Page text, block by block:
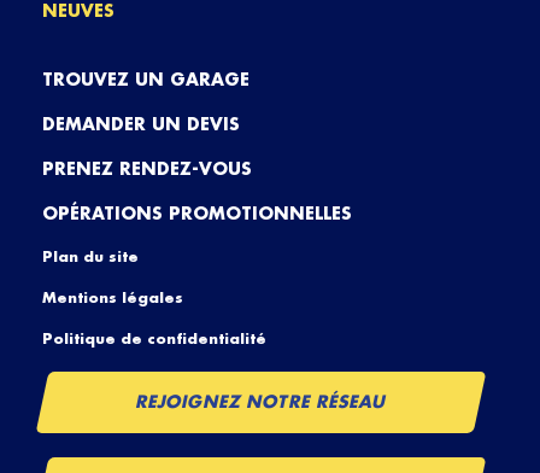
NEUVES
TROUVEZ UN GARAGE
DEMANDER UN DEVIS
PRENEZ RENDEZ-VOUS
OPÉRATIONS PROMOTIONNELLES
Plan du site
Mentions légales
Politique de confidentialité
REJOIGNEZ NOTRE RÉSEAU